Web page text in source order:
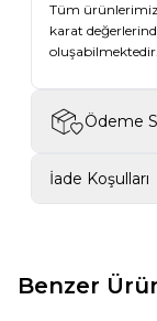
Tüm ürünlerimiz
karat
oluşabilmektedir.
Ödeme
İade Koşulları
Benzer
New ✨